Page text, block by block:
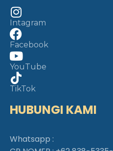
Intagram
Facebook
YouTube
TikTok
HUBUNGI KAMI
Whatsapp :